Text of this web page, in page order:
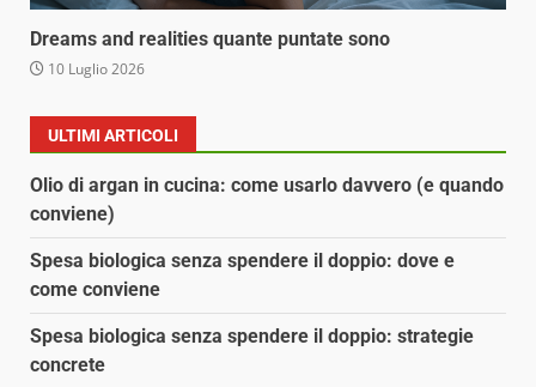
Dreams and realities quante puntate sono
10 Luglio 2026
ULTIMI ARTICOLI
Olio di argan in cucina: come usarlo davvero (e quando
conviene)
Spesa biologica senza spendere il doppio: dove e
come conviene
Spesa biologica senza spendere il doppio: strategie
concrete